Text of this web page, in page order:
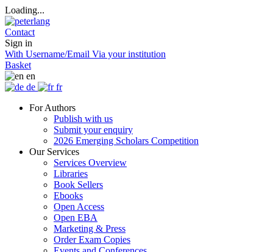
Loading...
Contact
Sign in
With Username/Email Via your institution
Basket
en
de
fr
For Authors
Publish with us
Submit your enquiry
2026 Emerging Scholars Competition
Our Services
Services Overview
Libraries
Book Sellers
Ebooks
Open Access
Open EBA
Marketing & Press
Order Exam Copies